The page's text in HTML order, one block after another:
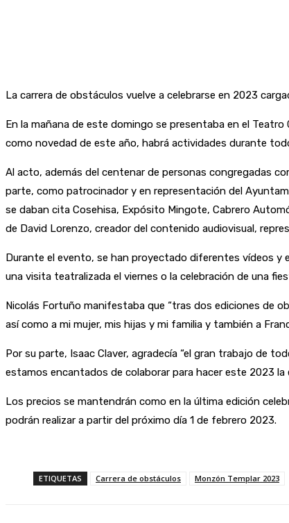
La carrera de obstáculos vuelve a celebrarse en 2023
En la mañana de este domingo se presentaba en el
como novedad de este año, habrá actividades durante
Al acto, además del centenar de personas congregadas
parte, como patrocinador y en representación del
se daban cita Cosehisa, Expósito Mingote, Cabrero
de David Lorenzo, creador del contenido audiovisual,
Durante el evento, se han proyectado diferentes vídeos y
una visita teatralizada el viernes o la celebración de una
Nicolás Fortuño manifestaba que “tras dos ediciones de
así como a mi mujer, mis hijas y mi familia y también a
Por su parte, Isaac Claver, agradecía “el gran trabajo de
estamos encantados de colaborar para hacer este 2023
Los precios se mantendrán como en la última edición
podrán realizar a partir del próximo día 1 de febrero 2023.
ETIQUETAS Carrera de obstáculos Monzón Templar 2023